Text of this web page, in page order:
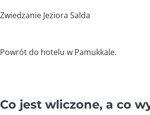
Zwiedzanie Jeziora Salda
Powrót do hotelu w Pamukkale.
Co jest wliczone, a co